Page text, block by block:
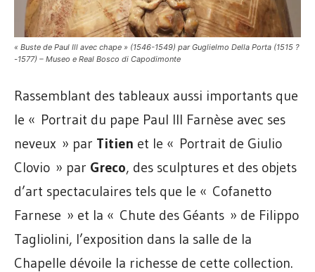
« Buste de Paul Ill avec chape » (1546-1549) par Guglielmo Della Porta (1515 ?
-1577) – Museo e Real Bosco di Capodimonte
Rassemblant des tableaux aussi importants que
le « Portrait du pape Paul III Farnèse avec ses
neveux » par Titien et le « Portrait de Giulio
Clovio » par Greco, des sculptures et des objets
d’art spectaculaires tels que le « Cofanetto
Farnese » et la « Chute des Géants » de Filippo
Tagliolini, l’exposition dans la salle de la
Chapelle dévoile la richesse de cette collection.